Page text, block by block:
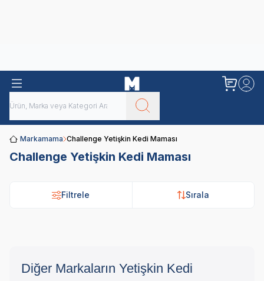
Markamama Challenge Yetişkin Kedi Maması
Challenge Yetişkin Kedi Maması
Filtrele Sırala
Diğer Markaların Yetişkin Kedi